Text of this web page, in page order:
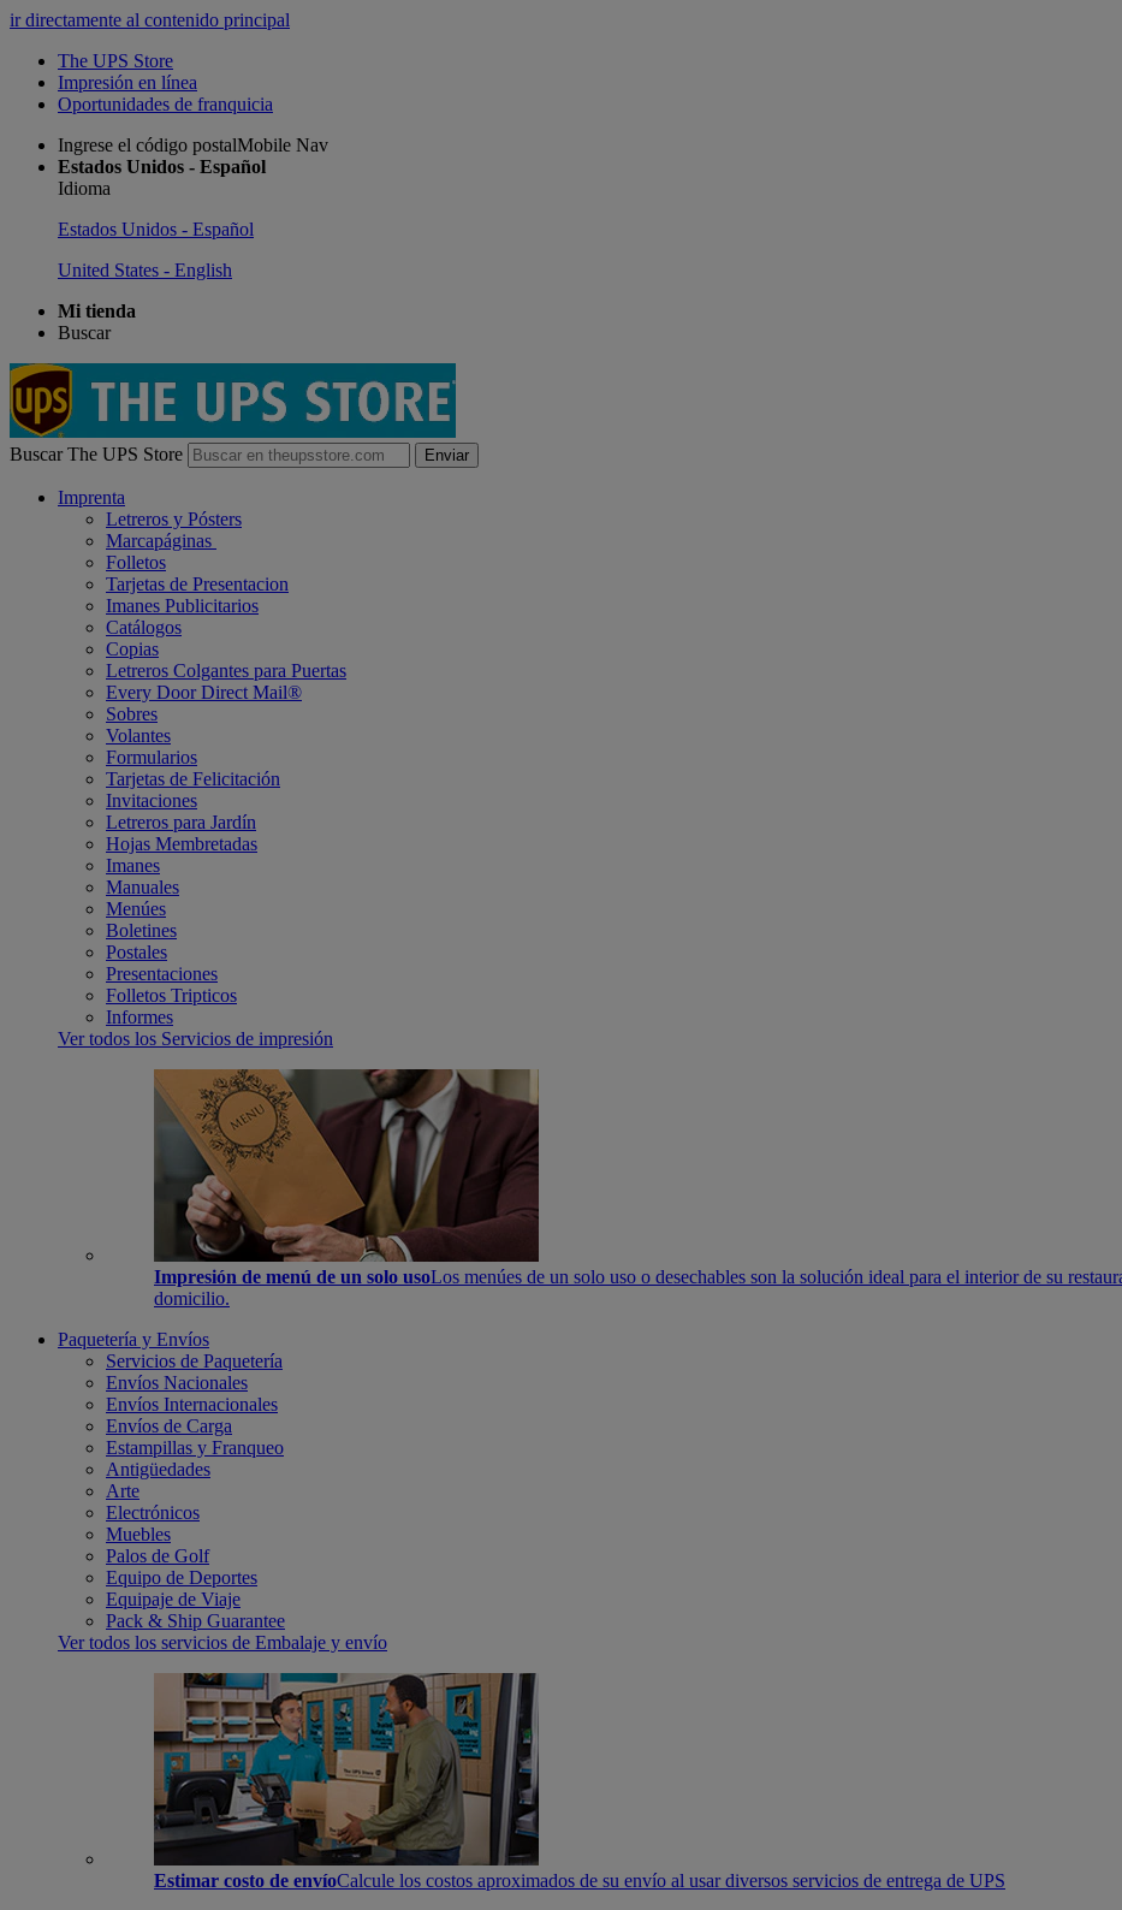
ir directamente al contenido principal
The UPS Store
Impresión en línea
Oportunidades de franquicia
Ingrese el código postalMobile Nav
Estados Unidos - Español
Idioma
Estados Unidos - Español
United States - English
Mi tienda
Buscar
Buscar The UPS Store Enviar
Imprenta
Letreros y Pósters
Marcapáginas
Folletos
Tarjetas de Presentacion
Imanes Publicitarios
Catálogos
Copias
Letreros Colgantes para Puertas
Every Door Direct Mail®
Sobres
Volantes
Formularios
Tarjetas de Felicitación
Invitaciones
Letreros para Jardín
Hojas Membretadas
Imanes
Manuales
Menúes
Boletines
Postales
Presentaciones
Folletos Tripticos
Informes
Ver todos los Servicios de impresión
Impresión de menú de un solo usoLos menúes de un solo uso o desechables son la solución ideal para el interior de su
domicilio.
Paquetería y Envíos
Servicios de Paquetería
Envíos Nacionales
Envíos Internacionales
Envíos de Carga
Estampillas y Franqueo
Antigüedades
Arte
Electrónicos
Muebles
Palos de Golf
Equipo de Deportes
Equipaje de Viaje
Pack & Ship Guarantee
Ver todos los servicios de Embalaje y envío
Estimar costo de envíoCalcule los costos aproximados de su envío al usar diversos servicios de entrega de UPS